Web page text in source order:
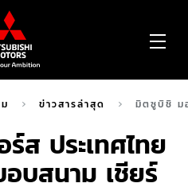
ข่าวสารล่าสุด มิตซูบิชิ ม
ส ประเทศไทย
อบสนาม เชียร์